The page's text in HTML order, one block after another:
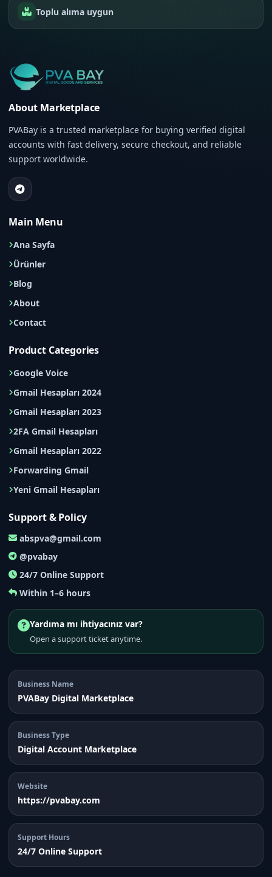
Toplu alıma uygun
About Marketplace
PVABay is a trusted marketplace for buying verified digital
accounts with fast delivery, secure checkout, and reliable
support worldwide.
Main Menu
Ana Sayfa
Ürünler
Blog
About
Contact
Product Categories
Google Voice
Gmail Hesapları 2024
Gmail Hesapları 2023
2FA Gmail Hesapları
Gmail Hesapları 2022
Forwarding Gmail
Yeni Gmail Hesapları
Support & Policy
abspva@gmail.com
@pvabay
24/7 Online Support
Within 1–6 hours
Yardıma mı ihtiyacınız var?
Open a support ticket anytime.
Business Name
PVABay Digital Marketplace
Business Type
Digital Account Marketplace
Website
https://pvabay.com
Support Hours
24/7 Online Support